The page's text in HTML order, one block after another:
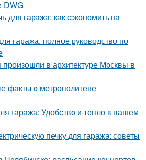
DWG
для гаража: как сэкономить на
гаража: полное руководство по
произошли в архитектуре Москвы в
факты о метрополитене
гаража: Удобство и тепло в вашем
печку для гаража: советы